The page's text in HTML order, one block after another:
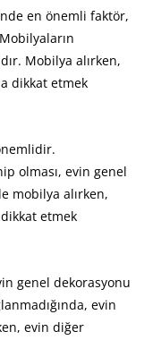
en önemli faktör,
Mobilya alırken,
dikkat etmek
olması, evin genel
mobilya alırken,
dikkat etmek
genel dekorasyonu
evin
evin diğer